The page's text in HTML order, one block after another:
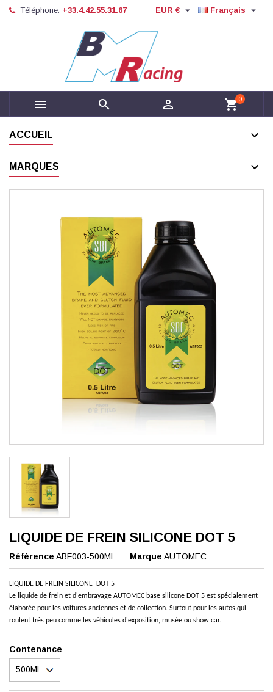
Téléphone: +33.4.42.55.31.67 Français 
EUR € 
   shopping_cart0
ACCUEIL
MARQUES
LIQUIDE DE FREIN SILICONE DOT 5
Référence ABF003-500ML Marque AUTOMEC
LIQUIDE DE FREIN SILICONE DOT 5
Le liquide de frein et d'embrayage AUTOMEC base silicone DOT 5 est spécialement
élaborée pour les voitures anciennes et de collection. Surtout pour les autos qui
roulent très peu comme les véhicules d'exposition, musée ou show car.
Contenance